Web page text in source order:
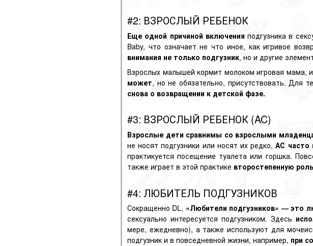
#2: ВЗРОСЛЫЙ РЕБЕНОК
Еще одной причиной включения подгузника в
Baby, что означает не что иное, как игривое
внимания не только подгузник, но и другие
Взрослых малышей кормит молоком игровая мама,
может, но не обязательно, присутствовать. Для
снова о возвращении к детской фазе.
#3: ВЗРОСЛЫЙ РЕБЕНОК (AC)
Взрослые дети сравнимы со взрослыми
не носят подгузники или носят их редко,АС часто
практикуется посещение туалета или горшка.
также играет в этой практике второстепенную
#4: ЛЮБИТЕЛЬ ПОДГУЗНИКОВ
Сокращенно DL, «Любители подгузников» — это
сексуально интересуется подгузником. Здесь
мере, ежедневно), а также используют для
подгузник и в повседневной жизни, например, при